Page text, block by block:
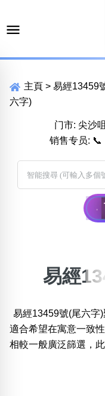
主頁 > 易經13459
六字)
门市: 尖沙
销售专员: 📞
位置:
一 二 三 四
易經
易經13459號(尾六字
適合希望在寓意一致
相較一般廣泛篩選，